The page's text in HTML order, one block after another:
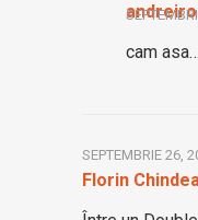
cam
Florin
SEPTEMBRIE 26,